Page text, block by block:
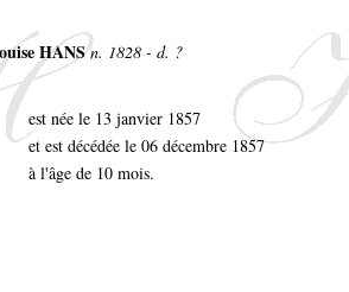
HANSn. 1828 - d. ?
est née le 13 janvier 1857
et est décédée le 06 décembre 1857
à l'âge de 10 mois.